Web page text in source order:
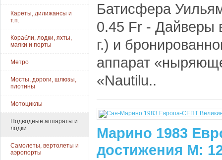
Кареты, дилижансы и
т.п.
Корабли, лодки, яхты,
маяки и порты
Метро
Мосты, дороги, шлюзы,
плотины
Мотоциклы
Подводные аппараты и
лодки
Самолеты, вертолеты и
аэропорты
Батисфера
0.45 Fr - Дайверы
г.) и
аппарат
«Nautilu..
Марино 1983
достижения М: